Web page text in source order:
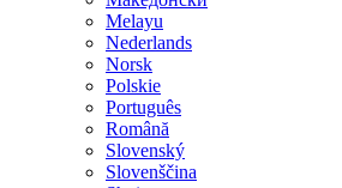
Melayu
Nederlands
Norsk
Polskie
Português
Română
Slovenský
Slovenščina